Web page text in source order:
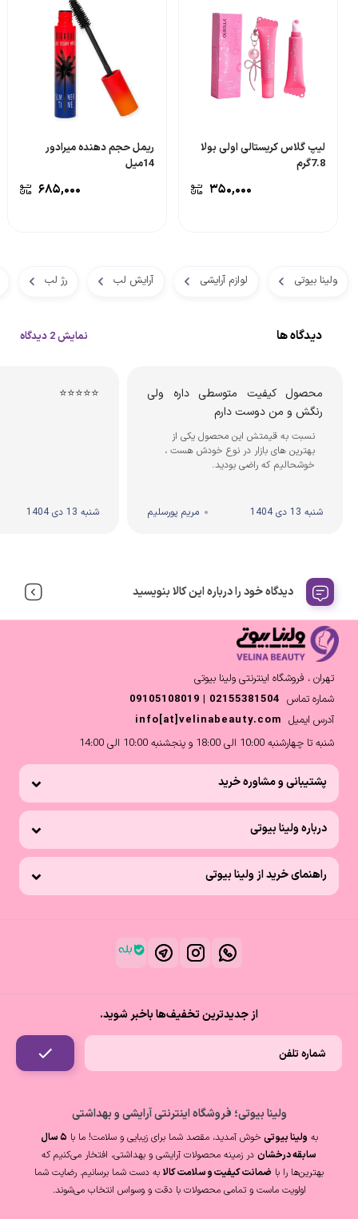
لیپ گلاس کریستالی اولی بولا
7.8گرم
۳۵۰,۰۰۰
ریمل حجم دهنده میرادور
14میل
۶۸۵,۰۰۰
ولینا بیوتی لوازم آرایشی آرایش لب رژ لب
دیدگاه ها نمایش 2 دیدگاه
محصول کیفیت متوسطی داره ولی
رنگش و من دوست دارم
نسبت به قیمتش این محصول یکی از
بهترین های بازار در نوع خودش هست ،
خوشحالیم که راضی بودید.
شنبه 13 دی 1404 مریم پورسلیم
⭐⭐⭐⭐⭐
شنبه 13 دی 1404
دیدگاه خود را درباره این کالا بنویسید
تهران ، فروشگاه اینترنتی ولینا بیوتی
شماره تماس 02155381504 | 09105108019
آدرس ایمیل info[at]velinabeauty.com
شنبه تا چهارشنبه 10:00 الی 18:00 و پنجشنبه 10:00 الی 14:00
پشتیبانی و مشاوره خرید
درباره ولینا بیوتی
راهنمای خرید از ولینا بیوتی
از جدیدترین تخفیف‌ها باخبر شوید.
ولینا بیوتی؛ فروشگاه اینترنتی آرایشی و بهداشتی
به ولینا بیوتی خوش آمدید، مقصد شما برای زیبایی و سلامت! ما با
۵ سال
سابقه درخشان در زمینه محصولات آرایشی و بهداشتی، افتخار می‌کنیم که
بهترین‌ها را با ضمانت کیفیت و سلامت کالا به دست شما برسانیم. رضایت شما
اولویت ماست و تمامی محصولات با دقت و وسواس انتخاب می‌شوند.